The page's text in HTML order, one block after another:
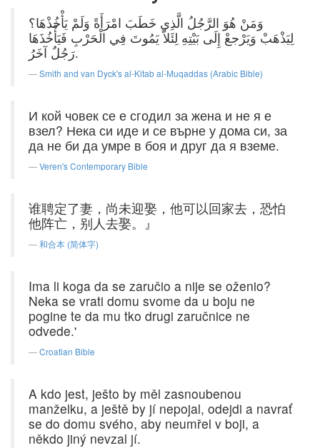
وَمَنْ هُوَ الرَّجُلُ الَّذِي خَطَبَ امْرَأَةً وَلَمْ يَأْخُذْهَا؟
لِيَذْهَبْ وَيَرْجعْ إِلَى بَيْتِهِ لِئَلاَّ يَمُوتَ فِي الْحَرْبِ فَيَأْخُذَهَا
رَجُلٌ آخَرُ.
Smith and van Dyck's al-Kitab al-Muqaddas (Arabic Bible)
И кой човек се е сгодил за жена и не я е
взел? Нека си иде и се върне у дома си, за
да не би да умре в боя и друг да я вземе.
Veren's Contemporary Bible
谁聘定了妻，尚未迎娶，他可以回家去，恐怕
他阵亡，别人去娶。』
和合本 (简体字)
Ima li koga da se zaručio a nije se oženio?
Neka se vrati domu svome da u boju ne
pogine te da mu tko drugi zaručnice ne
odvede.'
Croatian Bible
A kdo jest, ješto by měl zasnoubenou
manželku, a ještě by jí nepojal, odejdi a navrať
se do domu svého, aby neumřel v boji, a
někdo jiný nevzal jí.